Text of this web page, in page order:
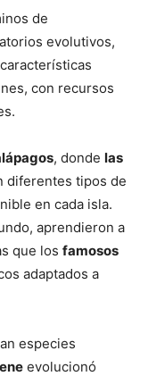
de
evolutivos,
con recursos
, donde las
diferentes tipos de
en cada isla.
aprendieron a
que los famosos
adaptados a
especies
evolucionó